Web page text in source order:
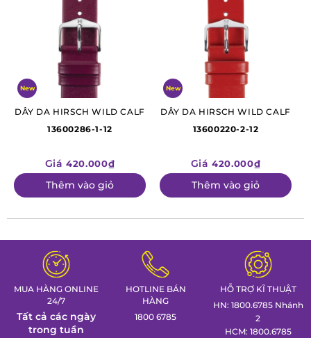
New
DÂY DA HIRSCH WILD CALF
13600286-1-12
Giá 420.000₫
Thêm vào giỏ
New
DÂY DA HIRSCH WILD CALF
13600220-2-12
Giá 420.000₫
Thêm vào giỏ
MUA HÀNG ONLINE
24/7
Tất cả các ngày
trong tuần
HOTLINE BÁN
HÀNG
1800 6785
HỖ TRỢ KĨ THUẬT
HN: 1800.6785 Nhánh
2
HCM: 1800.6785